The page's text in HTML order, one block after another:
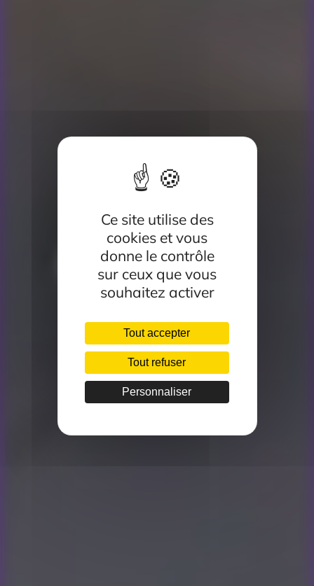
Ce site utilise des
cookies et vous
donne le contrôle
sur ceux que vous
souhaitez activer
Tout accepter
Tout refuser
Personnaliser